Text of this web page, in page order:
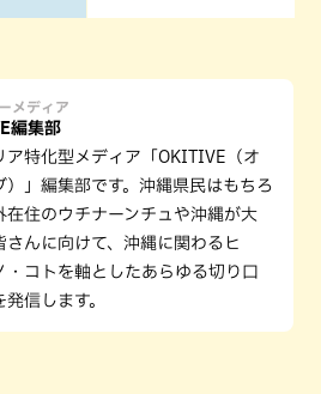
メディア
編集部
ア特化型メディア「OKITIVE（オ
）」編集部です。沖縄県民はもちろ
在住のウチナーンチュや沖縄が大
さんに向けて、沖縄に関わるヒ
・コトを軸としたあらゆる切り口
信します。